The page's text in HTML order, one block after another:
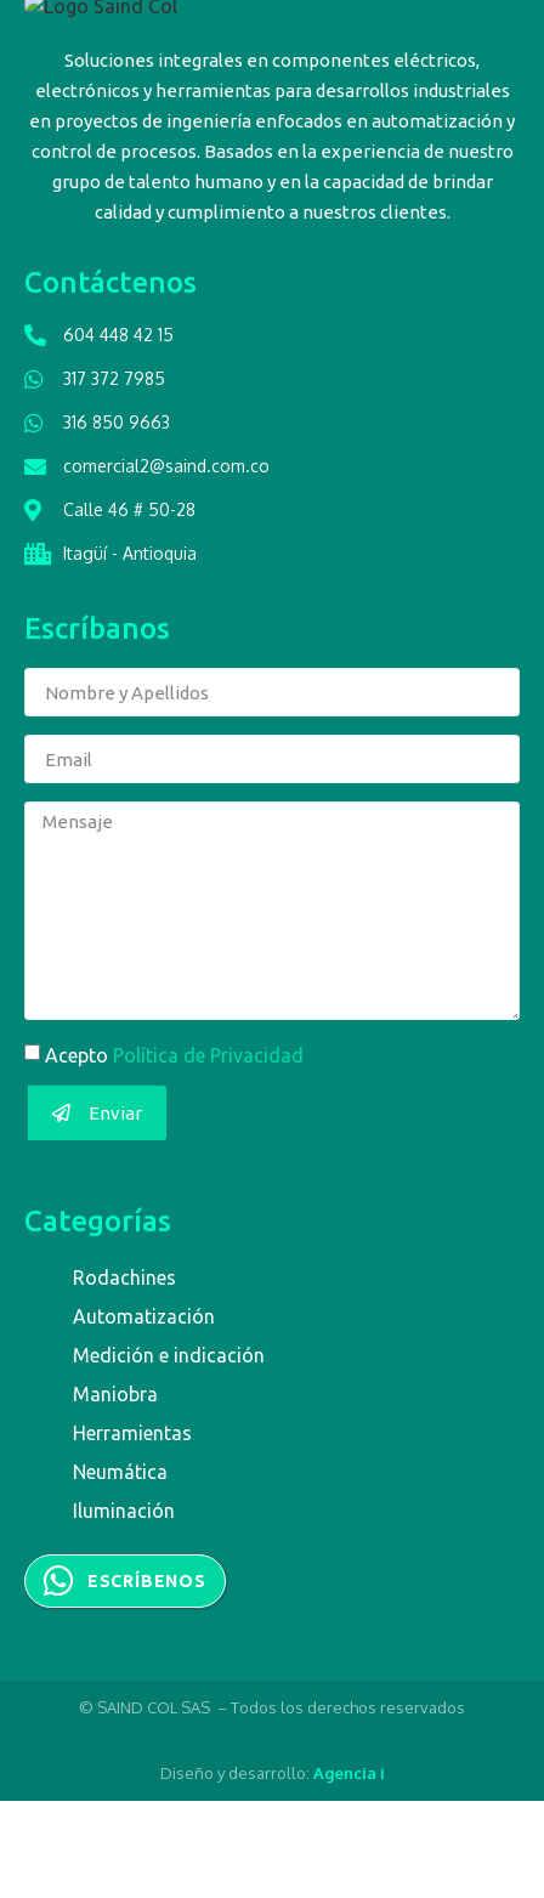
Soluciones integrales en componentes eléctricos,
electrónicos y herramientas para desarrollos industriales
en proyectos de ingeniería enfocados en automatización y
control de procesos. Basados en la experiencia de nuestro
grupo de talento humano y en la capacidad de brindar
calidad y cumplimiento a nuestros clientes.
Contáctenos
604 448 42 15
317 372 7985
316 850 9663
comercial2@saind.com.co
Calle 46 # 50-28
Itagüí - Antioquia
Escríbanos
Acepto Política de Privacidad
Enviar
Categorías
Rodachines
Automatización
Medición e indicación
Maniobra
Herramientas
Neumática
Iluminación
ESCRÍBENOS
© SAIND COL SAS – Todos los derechos reservados
Diseño y desarrollo: Agencia i